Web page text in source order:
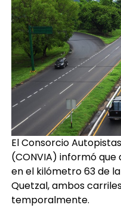
El Consorcio
(CONVIA) informó
en el kilómetro 63 de
Quetzal, ambos
temporalmente.